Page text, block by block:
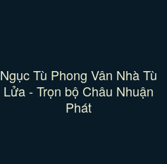
Ngục Tù Phong Vân Nhà Tù
Lửa - Trọn bộ Châu Nhuận
Phát